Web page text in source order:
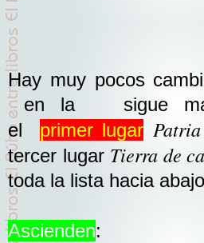
Hay muy pocos
en la sigue
el primer lugar Patria
tercer lugar Tierra de
toda la lista hacia
Ascienden: